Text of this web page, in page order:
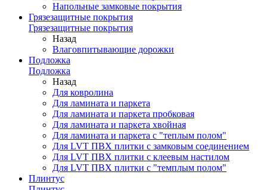
Напольные замковые покрытия
Грязезащитные покрытия
Грязезащитные покрытия
Назад
Влаговпитывающие дорожки
Подложка
Подложка
Назад
Для ковролина
Для ламината и паркета
Для ламината и паркета пробковая
Для ламината и паркета хвойная
Для ламината и паркета с "теплым полом"
Для LVT ПВХ плитки с замковым соединением
Для LVT ПВХ плитки с клеевым настилом
Для LVT ПВХ плитки с "темплым полом"
Плинтус